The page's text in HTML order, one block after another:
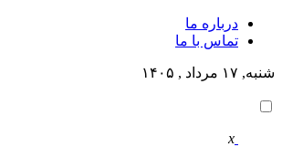
درباره ما
تماس با ما
شنبه, ۱۷ مرداد , ۱۴۰۵
x